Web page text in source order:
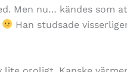
Men nu… kändes som
Han studsade